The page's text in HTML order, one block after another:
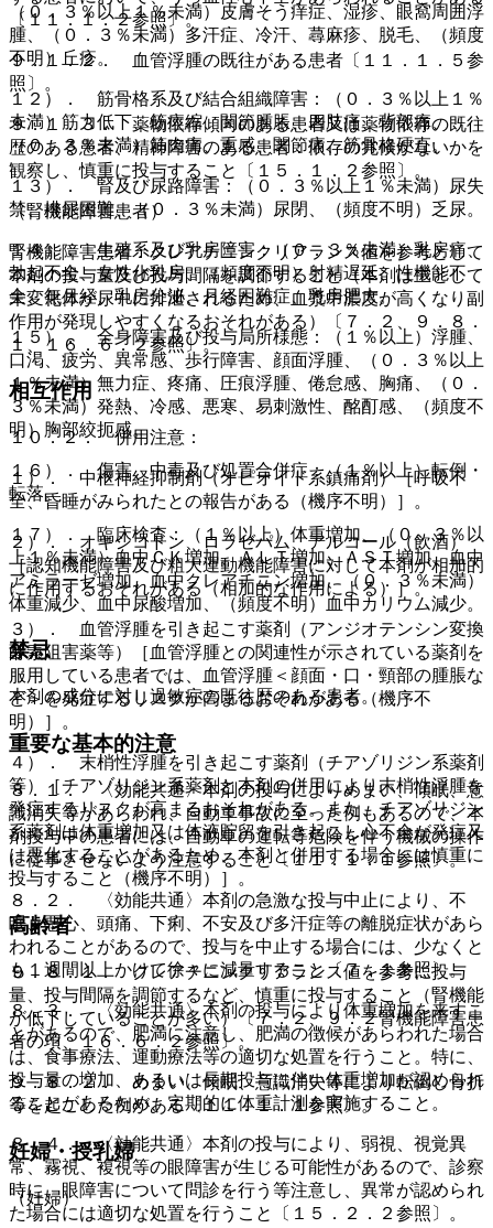
〔１１．１．２参照〕。
９．１．２． 血管浮腫の既往がある患者〔１１．１．５参
照〕。
９．１．３． 薬物依存傾向のある患者又は薬物依存の既往
歴のある患者、精神障害のある患者：依存の兆候がないかを
観察し、慎重に投与すること〔１５．１．２参照〕。
（腎機能障害患者）
腎機能障害患者：クレアチニンクリアランス値を参考として
本剤の投与量及び投与間隔を調節すること（本剤は主として
未変化体が尿中に排泄されるため、血漿中濃度が高くなり副
作用が発現しやすくなるおそれがある）〔７．２、９．８．
１、１６．６．２参照〕。
相互作用
１０．２． 併用注意：
１）． 中枢神経抑制剤（オピオイド系鎮痛剤）［呼吸不
全、昏睡がみられたとの報告がある（機序不明）］。
２）． オキシコドン、ロラゼパム、アルコール（飲酒）
［認知機能障害及び粗大運動機能障害に対して本剤が相加的
に作用するおそれがある（相加的な作用による）］。
３）． 血管浮腫を引き起こす薬剤（アンジオテンシン変換
酵素阻害薬等）［血管浮腫との関連性が示されている薬剤を
服用している患者では、血管浮腫＜顔面・口・頸部の腫脹な
ど＞を発症するリスクが高まるおそれがある（機序不
明）］。
４）． 末梢性浮腫を引き起こす薬剤（チアゾリジン系薬剤
等）［チアゾリジン系薬剤と本剤の併用により末梢性浮腫を
発症するリスクが高まるおそれがある。また、チアゾリジン
系薬剤は体重増加又は体液貯留を引き起こし心不全が発症又
は悪化することがあるため、本剤と併用する場合には慎重に
投与すること（機序不明）］。
高齢者
９．８．１． クレアチニンクリアランス値を参考に投与
量、投与間隔を調節するなど、慎重に投与すること（腎機能
が低下していることが多い）〔７．２、９．２腎機能障害患
者の項、１６．６．２参照〕。
９．８．２． めまい、傾眠、意識消失等により転倒し骨折
等を起こした例がある〔１１．１．１参照〕。
妊婦・授乳婦
（妊婦）
（０．３％以上１％未満）皮膚そう痒症、湿疹、眼窩周囲浮
腫、（０．３％未満）多汗症、冷汗、蕁麻疹、脱毛、（頻度
不明）丘疹。
１２）． 筋骨格系及び結合組織障害：（０．３％以上１％
未満）筋力低下、筋痙縮、関節腫脹、四肢痛、背部痛、
（０．３％未満）筋肉痛、重感、関節痛、筋骨格硬直。
１３）． 腎及び尿路障害：（０．３％以上１％未満）尿失
禁、排尿困難、（０．３％未満）尿閉、（頻度不明）乏尿。
１４）． 生殖系及び乳房障害：（０．３％未満）乳房痛、
勃起不全、女性化乳房、（頻度不明）射精遅延、性機能不
全、無月経、乳房分泌、月経困難症、乳房肥大。
１５）． 全身障害及び投与局所様態：（１％以上）浮腫、
口渇、疲労、異常感、歩行障害、顔面浮腫、（０．３％以上
１％未満）無力症、疼痛、圧痕浮腫、倦怠感、胸痛、（０．
３％未満）発熱、冷感、悪寒、易刺激性、酩酊感、（頻度不
明）胸部絞扼感。
１６）． 傷害、中毒及び処置合併症：（１％以上）転倒・
転落。
１７）． 臨床検査：（１％以上）体重増加、（０．３％以
上１％未満）血中ＣＫ増加、ＡＬＴ増加、ＡＳＴ増加、血中
アミラーゼ増加、血中クレアチニン増加、（０．３％未満）
体重減少、血中尿酸増加、（頻度不明）血中カリウム減少。
禁忌
本剤の成分に対し過敏症の既往歴のある患者。
重要な基本的注意
８．１． 〈効能共通〉本剤の投与によりめまい、傾眠、意
識消失等があらわれ、自動車事故に至った例もあるので、本
剤投与中の患者には、自動車の運転等危険を伴う機械の操作
に従事させないよう注意すること〔１１．１．１参照〕。
８．２． 〈効能共通〉本剤の急激な投与中止により、不
眠、悪心、頭痛、下痢、不安及び多汗症等の離脱症状があら
われることがあるので、投与を中止する場合には、少なくと
も１週間以上かけて徐々に減量すること〔７．１参照〕。
８．３． 〈効能共通〉本剤の投与により体重増加を来すこ
とがあるので、肥満に注意し、肥満の徴候があらわれた場合
は、食事療法、運動療法等の適切な処置を行うこと。特に、
投与量の増加、あるいは長期投与に伴い体重増加が認められ
ることがあるため、定期的に体重計測を実施すること。
８．４． 〈効能共通〉本剤の投与により、弱視、視覚異
常、霧視、複視等の眼障害が生じる可能性があるので、診察
時に、眼障害について問診を行う等注意し、異常が認められ
た場合には適切な処置を行うこと〔１５．２．２参照〕。